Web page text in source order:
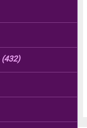
(432)